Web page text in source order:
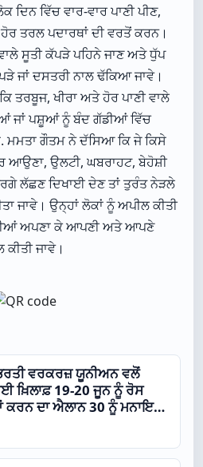
ਵਿੱਚ ਵਾਰ-ਵਾਰ ਪਾਣੀ ਪੀਣ,
ਹੋਰ ਤਰਲ ਪਦਾਰਥਾਂ ਦੀ ਵਰਤੋਂ ਕਰਨ।
ਸੂਤੀ ਕੱਪੜੇ ਪਹਿਨੇ ਜਾਣ ਅਤੇ ਧੁੱਪ
ਜਾਂ ਦਸਤਰੀ ਨਾਲ ਢੱਕਿਆ ਜਾਵੇ।
ਤਰਬੂਜ, ਖੀਰਾ ਅਤੇ ਹੋਰ ਪਾਣੀ ਵਾਲੇ
ਜਾਂ ਪਸ਼ੂਆਂ ਨੂੰ ਬੰਦ ਗੱਡੀਆਂ ਵਿੱਚ
ਮਮਤਾ ਗੌਤਮ ਨੇ ਦੱਸਿਆ ਕਿ ਜੇ ਕਿਸੇ
ਆਉਣਾ, ਉਲਟੀ, ਘਬਰਾਹਟ, ਬੇਹੋਸ਼ੀ
ਲੱਛਣ ਦਿਖਾਈ ਦੇਣ ਤਾਂ ਤੁਰੰਤ ਨੇੜਲੇ
ਜਾਵੇ। ਉਨ੍ਹਾਂ ਲੋਕਾਂ ਨੂੰ ਅਪੀਲ ਕੀਤੀ
ਅਪਣਾ ਕੇ ਆਪਣੀ ਅਤੇ ਆਪਣੇ
ਕੀਤੀ ਜਾਵੇ।
ਵਰਕਰਜ਼ ਯੂਨੀਅਨ ਵਲੋਂ
ਖ਼ਿਲਾਫ਼ 19-20 ਜੂਨ ਨੂੰ ਰੋਸ
ਦਾ ਐਲਾਨ 30 ਨੂੰ ਮਨਾਇਆ
ਦਾ ਸਥਾਪਨਾ ਦਿਵਸ